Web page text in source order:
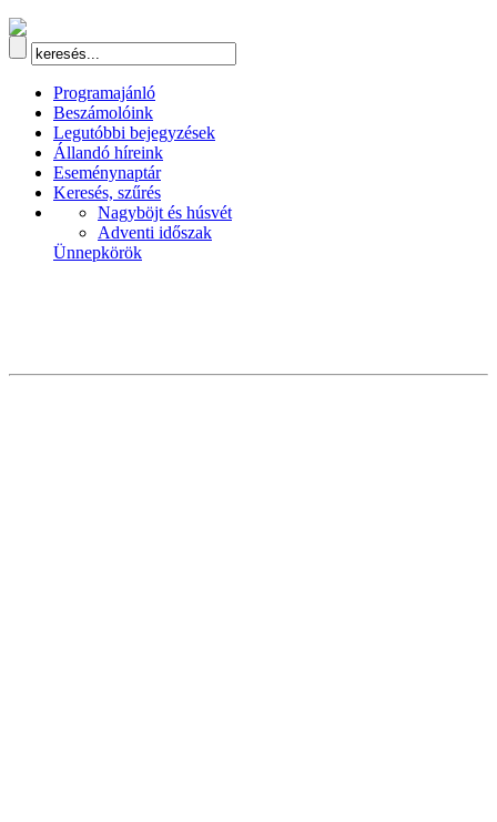
Programajánló
Beszámolóink
Legutóbbi bejegyzések
Állandó híreink
Eseménynaptár
Keresés, szűrés
Nagyböjt és húsvét
Adventi időszak
Ünnepkörök